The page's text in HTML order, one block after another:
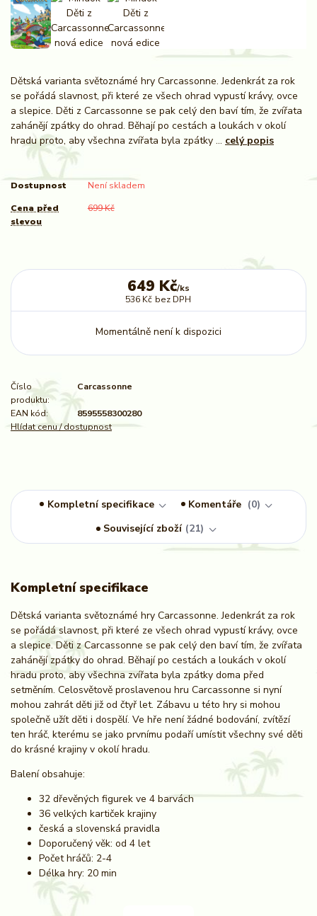
Dětská varianta světoznámé hry Carcassonne. Jedenkrát za rok
se pořádá slavnost, při které ze všech ohrad vypustí krávy, ovce
a slepice. Děti z Carcassonne se pak celý den baví tím, že zvířata
zahánějí zpátky do ohrad. Běhají po cestách a loukách v okolí
hradu proto, aby všechna zvířata byla zpátky ... celý popis
Dostupnost Není skladem
Cena před
slevou
699 Kč
649 Kč/ks
536 Kč bez DPH
Momentálně není k dispozici
Číslo
produktu:
Carcassonne
EAN kód:
8595558300280
Hlídat cenu / dostupnost
Kompletní specifikace Komentáře
0
Související zboží 21
Kompletní specifikace
Dětská varianta světoznámé hry Carcassonne. Jedenkrát za rok
se pořádá slavnost, při které ze všech ohrad vypustí krávy, ovce
a slepice. Děti z Carcassonne se pak celý den baví tím, že zvířata
zahánějí zpátky do ohrad. Běhají po cestách a loukách v okolí
hradu proto, aby všechna zvířata byla zpátky doma před
setměním. Celosvětově proslavenou hru Carcassonne si nyní
mohou zahrát děti již od čtyř let. Zábavu u této hry si mohou
společně užít děti i dospělí. Ve hře není žádné bodování, zvítězí
ten hráč, kterému se jako prvnímu podaří umístit všechny své děti
do krásné krajiny v okolí hradu.
Balení obsahuje:
32 dřevěných figurek ve 4 barvách
36 velkých kartiček krajiny
česká a slovenská pravidla
Doporučený věk: od 4 let
Počet hráčů: 2-4
Délka hry: 20 min